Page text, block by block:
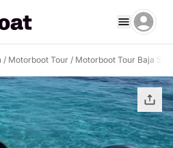
/ Motorboot Tour / Motorboot Tour Baja